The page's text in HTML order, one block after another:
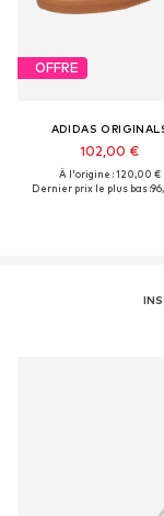
OFFRE
ADIDAS
102,00 €
À l'origine : 120,00 €
Dernier prix le plus bas :